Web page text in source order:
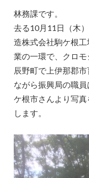
林務課です。
去る10月11日（木
造株式会社駒ケ根
業の一環で、クロ
辰野町で上伊那郡
ながら振興局の職
ケ根市さんより写
します。